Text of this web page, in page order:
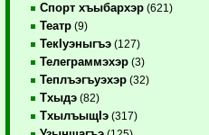
Спорт хъыбархэр (621)
Театр (9)
ТекIуэныгъэ (127)
Телеграммэхэр (3)
Теплъэгъуэхэр (32)
Тхыдэ (82)
ТхылъыщIэ (317)